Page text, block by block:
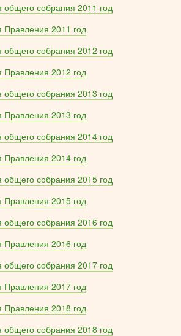
общего собрания 2011 год
Правления 2011 год
общего собрания 2012 год
Правления 2012 год
общего собрания 2013 год
Правления 2013 год
общего собрания 2014 год
Правления 2014 год
общего собрания 2015 год
Правления 2015 год
общего собрания 2016 год
Правления 2016 год
общего собрания 2017 год
Правления 2017 год
Правления 2018 год
общего собрания 2018 год